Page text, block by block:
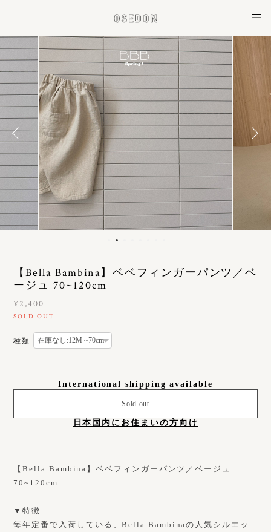
【Bella Bambina】ベベフィンガーパンツ／ベ
ージュ 70~120cm
¥2,400
SOLD OUT
種類
International shipping available
Sold out
日本国内にお住まいの方向け
【Bella Bambina】ベベフィンガーパンツ／ベージュ
70~120cm
▼特徴
毎年定番で入荷している、Bella Bambinaの人気シルエッ